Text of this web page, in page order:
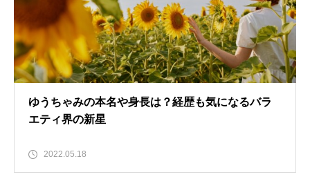
ゆうちゃみの本名や身長は？経歴も気になるバラ
エティ界の新星
2022.05.18